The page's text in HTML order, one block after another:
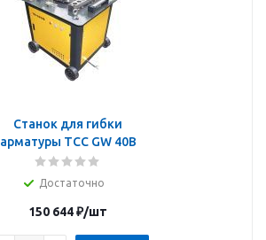
Станок для гибки
арматуры ТСС GW 40B
Достаточно
150 644₽/шт